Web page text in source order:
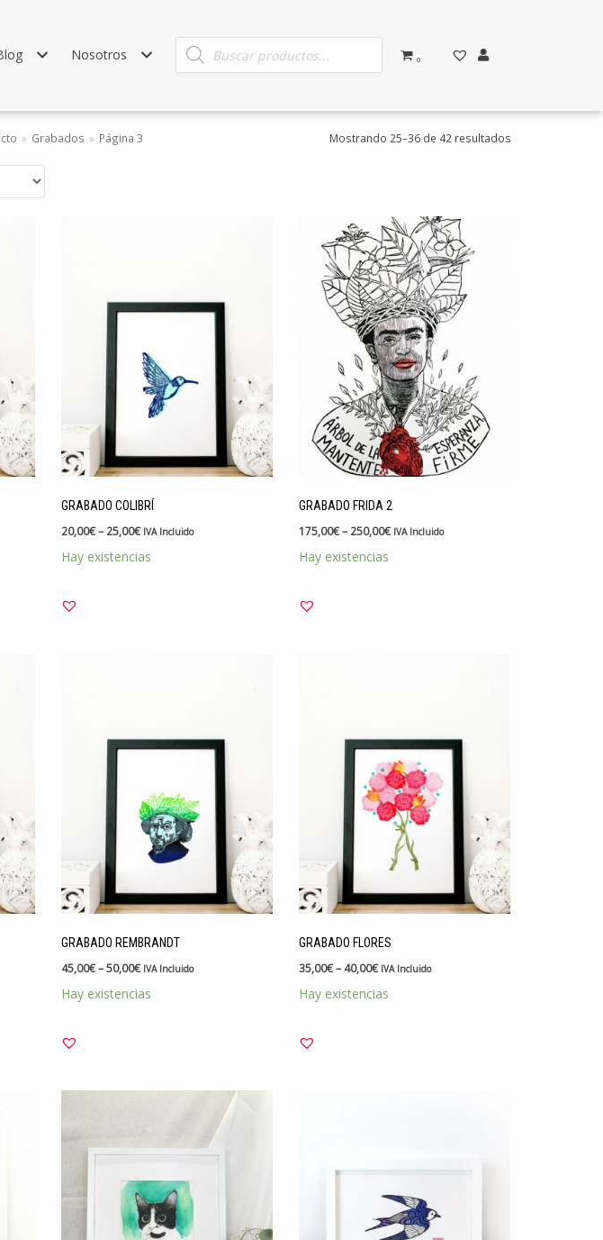
Nosotros 0
» Grabados » Página 3 Mostrando 25–36 de 42 resultados
GRABADO COLIBRÍ
20,00€– 25,00€ IVA Incluido
Hay existencias
GRABADO FRIDA 2
175,00€– 250,00€ IVA Incluido
Hay existencias
GRABADO REMBRANDT
45,00€–50,00€ IVA Incluido
Hay existencias
GRABADO FLORES
35,00€– 40,00€ IVA Incluido
Hay existencias